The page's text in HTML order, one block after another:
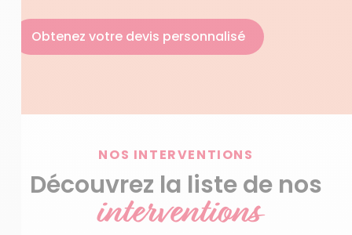
Obtenez votre devis personnalisé
NOS INTERVENTIONS
Découvrez la liste de nos
interventions